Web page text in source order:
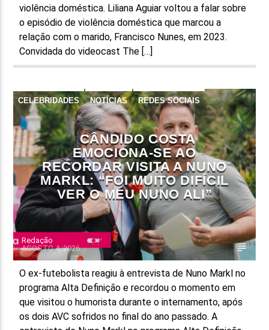
violência doméstica. Liliana Aguiar voltou a falar sobre
o episódio de violência doméstica que marcou a
relação com o marido, Francisco Nunes, em 2023.
Convidada do videocast The […]
CELEBRIDADES NOTÍCIAS REDES SOCIAIS
CÂNDIDO COSTA
EMOCIONA-SE AO
RECORDAR VISITA A NUNO
MARKL: “FOI MUITO DIFÍCIL
VER O MEU NUNO ALI”
Redação
AGOSTO 4, 2026
O ex-futebolista reagiu à entrevista de Nuno Markl no
programa Alta Definição e recordou o momento em
que visitou o humorista durante o internamento, após
os dois AVC sofridos no final do ano passado. A